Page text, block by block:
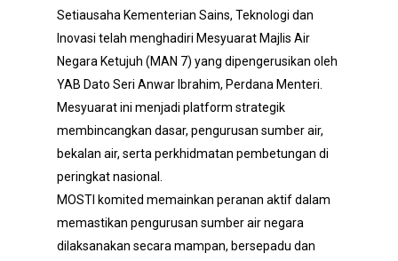
Setiausaha Kementerian Sains, Teknologi dan
Inovasi telah menghadiri Mesyuarat Majlis Air
Negara Ketujuh (MAN 7) yang dipengerusikan oleh
YAB Dato Seri Anwar Ibrahim, Perdana Menteri.
Mesyuarat ini menjadi platform strategik
membincangkan dasar, pengurusan sumber air,
bekalan air, serta perkhidmatan pembetungan di
peringkat nasional.
MOSTI komited memainkan peranan aktif dalam
memastikan pengurusan sumber air negara
dilaksanakan secara mampan, bersepadu dan